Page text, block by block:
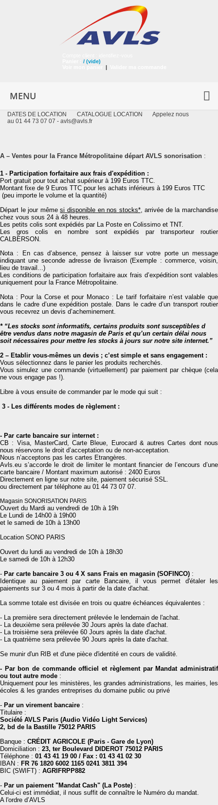
/ (vide)
|
MENU
DATES DE LOCATION CATALOGUE LOCATION
Appelez nous
au 01 44 73 07 07 - avls@avls.fr
A – Ventes pour la France Métropolitaine départ AVLS sonorisation :
1 - Participation forfaitaire aux frais d'expédition :
Port gratuit pour tout achat supérieur à 199 Euros TTC.
Montant fixe de 9 Euros TTC pour les achats inférieurs à 199 Euros TTC
(peu importe le volume et la quantité)
Départ le jour mêmesi disponible en nos stocks*, arrivée de la marchandise
chez vous sous 24 à 48 heures.
Les petits colis sont expédiés par La Poste en Colissimo et TNT.
Les gros colis en nombre sont expédiés par transporteur routier
CALBERSON.
Nota : En cas d’absence, pensez à laisser sur votre porte un message
indiquant une seconde adresse de livraison (Exemple : commerce, voisin,
lieu de travail...)
Les conditions de participation forfaitaire aux frais d’expédition sont valables
uniquement pour la France Métropolitaine.
Nota : Pour la Corse et pour Monaco : Le tarif forfaitaire n’est valable que
dans le cadre d’une expédition postale. Dans le cadre d’un transport routier
vous recevrez un devis d’acheminement.
* “Les stocks sont informatifs, certains produits sont susceptibles d
être vendus dans notre magasin de Paris et qu’un certain délai nous
soit nécessaires pour mettre les stocks à jours sur notre site internet.”
2 – Etablir vous-mêmes un devis ; c’est simple et sans engagement :
Vous sélectionnez dans le panier les produits recherchés.
Vous simulez une commande (virtuellement) par paiement par chèque (cela
ne vous engage pas !).
Libre à vous ensuite de commander par le mode qui suit :
3 - Les différents modes de règlement :
- Par carte bancaire sur internet :
CB : Visa, MasterCard, Carte Bleue, Eurocard & autres Cartes dont nous
nous réservons le droit d’acceptation ou de non-acceptation.
Nous n’acceptons pas les cartes Etrangères.
Avls.eu s’accorde le droit de limiter le montant financier de l’encours d’une
carte bancaire / Montant maximum autorisé : 2400 Euros
Directement en ligne sur notre site, paiement sécurisé SSL.
ou directement par téléphone au 01 44 73 07 07.
Magasin SONORISATION PARIS
Ouvert du Mardi au vendredi de 10h à 19h
Le Lundi de 14h00 à 19h00
et le samedi de 10h à 13h00
Location SONO PARIS
Ouvert du lundi au vendredi de 10h à 18h30
Le samedi de 10h à 12h30
- Par carte bancaire 3 ou 4 X sans Frais en magasin (SOFINCO) :
Identique au paiement par carte Bancaire, il vous permet d'étaler les
paiements sur 3 ou 4 mois à partir de la date d'achat.
La somme totale est divisée en trois ou quatre échéances équivalentes :
- La première sera directement prélevée le lendemain de l'achat.
- La deuxième sera prélevée 30 Jours après la date d'achat.
- La troisième sera prélevée 60 Jours après la date d'achat.
- La quatrième sera prélevée 90 Jours après la date d'achat.
Se munir d'un RIB et d'une pièce d'identité en cours de validité.
- Par bon de commande officiel et règlement par Mandat administratif
ou tout autre mode :
Uniquement pour les ministères, les grandes administrations, les mairies, les
écoles & les grandes entreprises du domaine public ou privé
- Par un virement bancaire :
Titulaire :
Société AVLS Paris (Audio Vidéo Light Services)
2, bd de la Bastille 75012 PARIS
Banque : CRÉDIT AGRICOLE (Paris - Gare de Lyon)
Domiciliation : 23, ter Boulevard DIDEROT 75012 PARIS
Téléphone : 01 43 41 19 00 / Fax : 01 43 41 02 30
IBAN : FR 76 1820 6002 1165 0241 3811 394
BIC (SWIFT) : AGRIFRPP882
- Par un paiement "Mandat Cash" (La Poste) :
Celui-ci est immédiat, il nous suffit de connaître le Numéro du mandat.
A l'ordre d’AVLS